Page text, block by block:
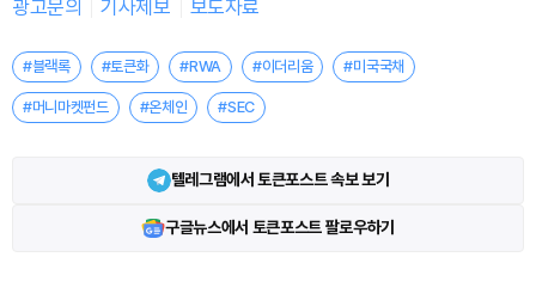
광고문의 기사제보 보도자료
#블랙록 #토큰화 #RWA #이더리움 #미국국채
#머니마켓펀드 #온체인 #SEC
텔레그램에서 토큰포스트 속보 보기
구글뉴스에서 토큰포스트 팔로우하기